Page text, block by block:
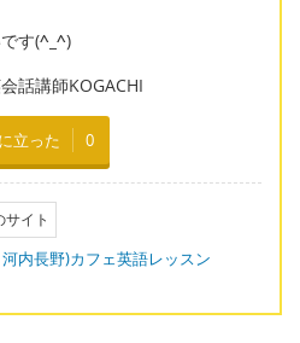
す(^_^)
話講師KOGACHI
立った 0
サイト
河内長野)カフェ英語レッスン